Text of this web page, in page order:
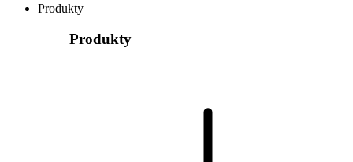
Produkty
Produkty